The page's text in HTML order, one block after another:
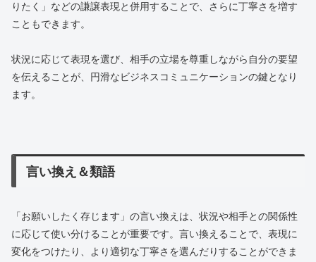
りたく」などの謙譲表現と併用することで、さらに丁寧さを増す
こともできます。
状況に応じて表現を選び、相手の立場を尊重しながら自分の要望
を伝えることが、円滑なビジネスコミュニケーションの鍵となり
ます。
言い換え＆類語
「お願いしたく存じます」の言い換えは、状況や相手との関係性
に応じて使い分けることが重要です。言い換えることで、表現に
変化をつけたり、より適切な丁寧さを選んだりすることができま